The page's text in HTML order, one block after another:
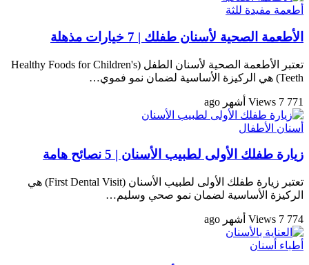
أطعمة مفيدة للثة
الأطعمة الصحية لأسنان طفلك | 7 خيارات مذهلة
تعتبر الأطعمة الصحية لأسنان الطفل (Healthy Foods for Children's
Teeth) هي الركيزة الأساسية لضمان نمو فموي…
771 Views 7 أشهر ago
أسنان الأطفال
زيارة طفلك الأولى لطبيب الأسنان | 5 نصائح هامة
تعتبر زيارة طفلك الأولى لطبيب الأسنان (First Dental Visit) هي
الركيزة الأساسية لضمان نمو صحي وسليم…
774 Views 7 أشهر ago
أطباء أسنان